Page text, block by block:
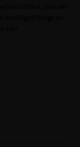
Zeit zur
wichtigen Dinge im